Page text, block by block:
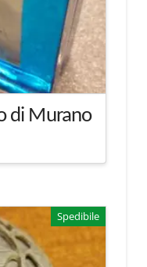
di Murano
Spedibile